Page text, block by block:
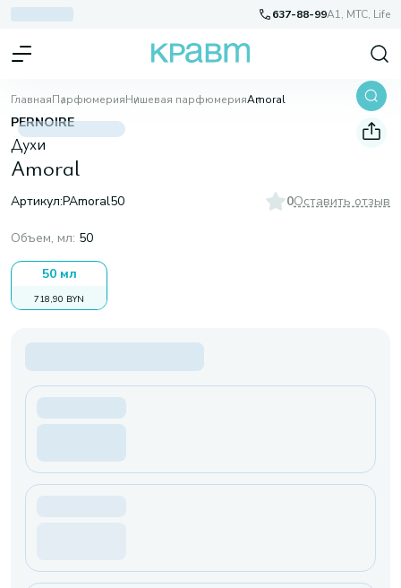
637-88-99A1, МТС, Life
ГлавнаяПарфюмерияНишевая парфюмерияAmoral
PERNOIRE
Духи
Amoral
Артикул:PAmoral50 0Оставить отзыв
Объем, мл: 50
50 мл
718,90 BYN